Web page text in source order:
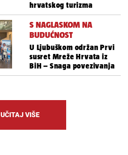
hrvatskog turizma
S NAGLASKOM NA
BUDUĆNOST
U Ljubuškom održan Prvi
susret Mreže Hrvata iz
BiH – Snaga povezivanja
UČITAJ VIŠE